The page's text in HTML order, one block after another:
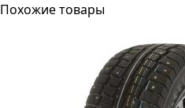
Похожие товары